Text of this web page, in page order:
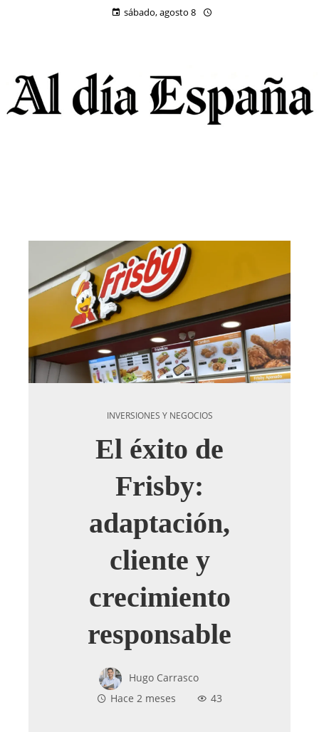
sábado, agosto 8
INVERSIONES Y NEGOCIOS
El éxito de
Frisby:
adaptación,
cliente y
crecimiento
responsable
Hugo Carrasco
Hace 2 meses
43